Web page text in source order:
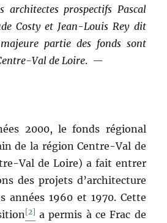
prospectifs Pascal
Costy et Jean-Louis Rey dit
partie des fonds sont
Val de Loire. —
2000, le fonds régional
de la région Centre-Val de
Val de Loire) a fait entrer
des projets d’architecture
années 1960 et 1970. Cette
[2] a permis à ce Frac de